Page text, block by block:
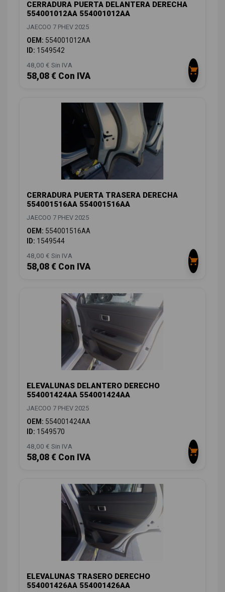
CERRADURA PUERTA DELANTERA DERECHA
554001012AA 554001012AA
JAECOO 7 PHEV 2025
OEM: 554001012AA
ID: 1549542
48,00 € Sin IVA
58,08 € Con IVA
CERRADURA PUERTA TRASERA DERECHA
554001516AA 554001516AA
JAECOO 7 PHEV 2025
OEM: 554001516AA
ID: 1549544
48,00 € Sin IVA
58,08 € Con IVA
ELEVALUNAS DELANTERO DERECHO
554001424AA 554001424AA
JAECOO 7 PHEV 2025
OEM: 554001424AA
ID: 1549570
48,00 € Sin IVA
58,08 € Con IVA
ELEVALUNAS TRASERO DERECHO
554001426AA 554001426AA